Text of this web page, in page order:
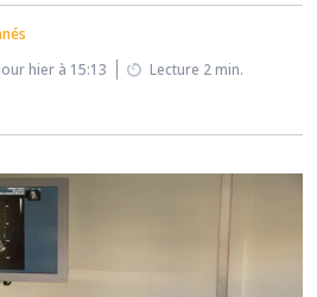
hier à 15:13
Lecture 2 min.